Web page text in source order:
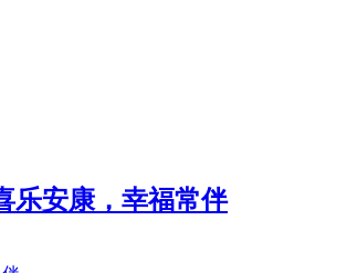
乐安康，幸福常伴